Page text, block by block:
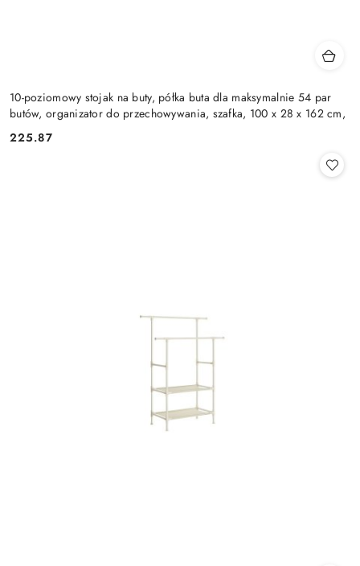
10-poziomowy stojak na buty, półka buta dla maksymalnie 54 par
butów, organizator do przechowywania, szafka, 100 x 28 x 162 cm,
Cena:
225.87